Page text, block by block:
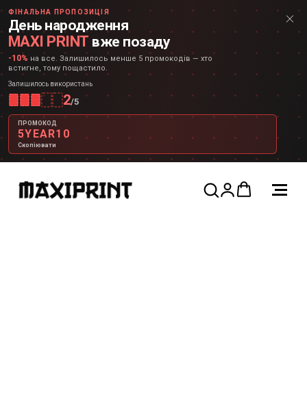
ФІНАЛЬНА ПРОПОЗИЦІЯ
День народження
MAXI PRINT вже позаду
-10% на все. Залишилось менше 5 промокодів — хто
встигне, тому пощастило.
Залишилось використань
2/5
ПРОМОКОД
5YEAR10
Скопіювати